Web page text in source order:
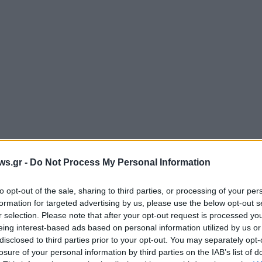
- Do Not Process My Personal Information
opt-out of the sale, sharing to third parties, or processing of your
for targeted advertising by us, please use the below opt-out
selection. Please note that after your opt-out request is processed
interest-based ads based on personal information utilized by us
to third parties prior to your opt-out. You may separately
of your personal information by third parties on the IAB’s list of
Tweet Send
μας στοGoogle News